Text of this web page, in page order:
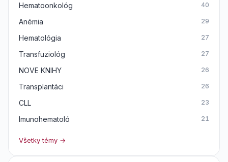
Hematoonkológ 40
Anémia 29
Hematológia 27
Transfuziológ 27
NOVE KNIHY 26
Transplantáci 26
CLL 23
Imunohematoló 21
Všetky témy →